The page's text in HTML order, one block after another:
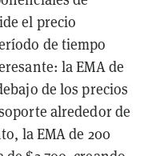
el precio
de tiempo
la EMA de
de los precios
alrededor de
la EMA de 200